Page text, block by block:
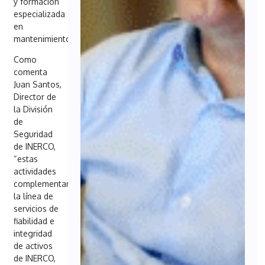
especializada
en
mantenimiento.
Como
comenta
Juan Santos,
Director de
la División
de
Seguridad
de INERCO,
“estas
actividades
complementan
la línea de
servicios de
fiabilidad e
integridad
de activos
de INERCO,